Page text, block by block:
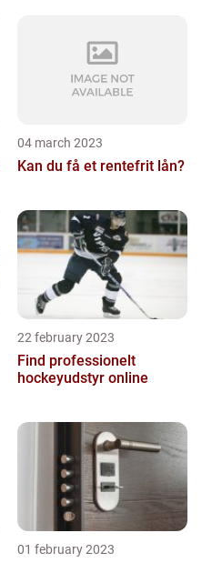
04 march 2023
Kan du få et rentefrit lån?
22 february 2023
Find professionelt
hockeyudstyr online
01 february 2023